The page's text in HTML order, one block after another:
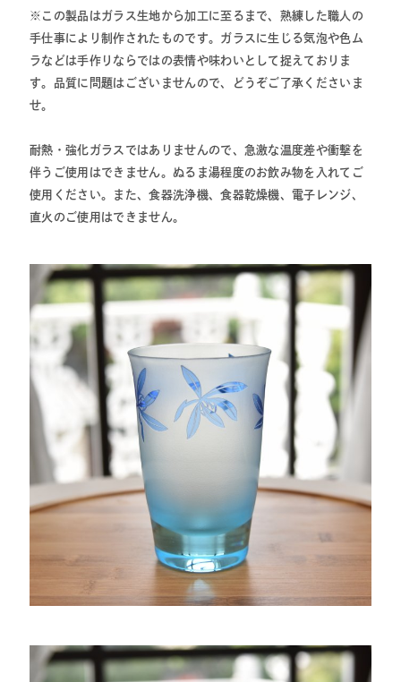
※この製品はガラス生地から加工に至るまで、熟練した職人の
手仕事により制作されたものです。ガラスに生じる気泡や色ム
ラなどは手作りならではの表情や味わいとして捉えておりま
す。品質に問題はございませんので、どうぞご了承くださいま
せ。
耐熱・強化ガラスではありませんので、急激な温度差や衝撃を
伴うご使用はできません。ぬるま湯程度のお飲み物を入れてご
使用ください。また、食器洗浄機、食器乾燥機、電子レンジ、
直火のご使用はできません。